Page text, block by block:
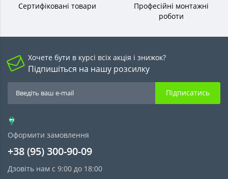
Сертифіковані товари
Професійні монтажні
роботи
Хочете бути в курсі всіх акція і знижок?
Підпишіться на нашу розсилку
Підписатись
Оформити замовлення
+38 (95) 300-90-09
Дзовіть нам с 9:00 до 18:00